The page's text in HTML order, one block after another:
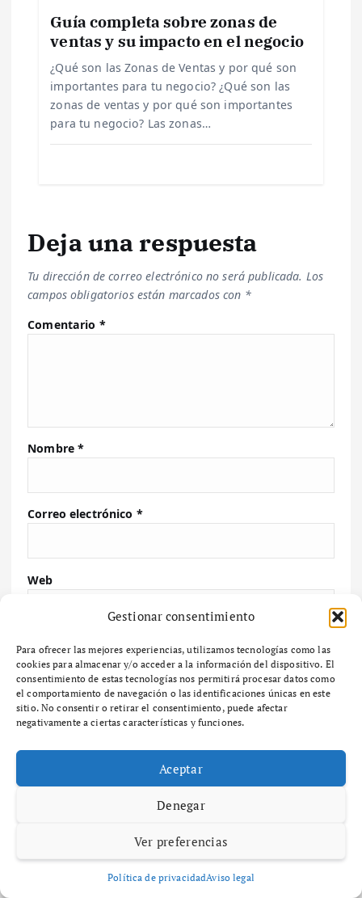
Gestionar consentimiento
Para ofrecer las mejores experiencias, utilizamos tecnologías como las
cookies para almacenar y/o acceder a la información del dispositivo. El
consentimiento de estas tecnologías nos permitirá procesar datos como
el comportamiento de navegación o las identificaciones únicas en este
sitio. No consentir o retirar el consentimiento, puede afectar
negativamente a ciertas características y funciones.
Aceptar
Denegar
Ver preferencias
Política de privacidadAviso legal
Guía completa sobre zonas de
ventas y su impacto en el negocio
¿Qué son las Zonas de Ventas y por qué son
importantes para tu negocio? ¿Qué son las
zonas de ventas y por qué son importantes
para tu negocio? Las zonas…
Deja una respuesta
Tu dirección de correo electrónico no será publicada. Los
campos obligatorios están marcados con *
Comentario *
Nombre*
Correo electrónico *
Web
Guarda mi nombre, correo electrónico y web en
este navegador para la próxima vez que comente.
Últimas noticias